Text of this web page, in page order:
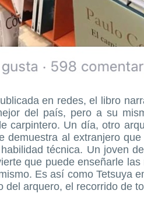
en redes, el libro
del país, pero a su
carpintero. Un día, otro
demuestra al extranjero
técnica. Un joven
que puede enseñarle
Es así como Tetsuya
del arquero, el recorrido de